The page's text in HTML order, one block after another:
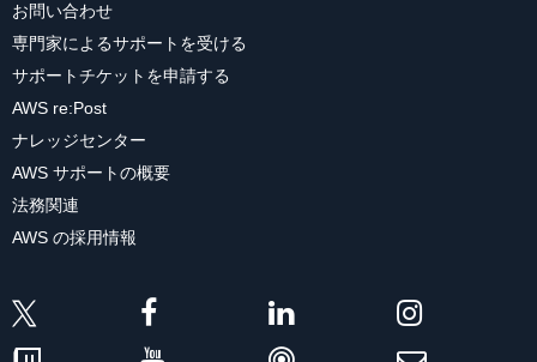
お問い合わせ
専門家によるサポートを受ける
サポートチケットを申請する
AWS re:Post
ナレッジセンター
AWS サポートの概要
法務関連
AWS の採用情報